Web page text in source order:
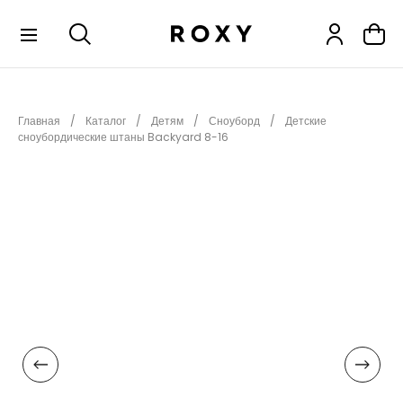
НОВИНКИ
АКСЕССУАРЫ
Главная Каталог Детям Сноуборд
Детские
сноубордические штаны Backyard 8-16